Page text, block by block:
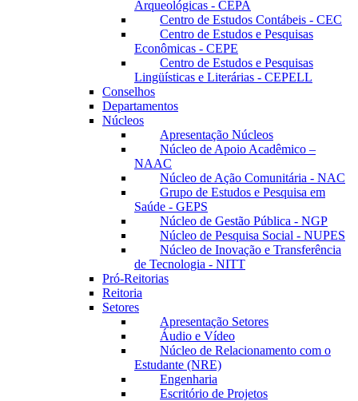
Arqueológicas - CEPA
Centro de Estudos Contábeis - CEC
Centro de Estudos e Pesquisas
Econômicas - CEPE
Centro de Estudos e Pesquisas
Lingüísticas e Literárias - CEPELL
Conselhos
Departamentos
Núcleos
Apresentação Núcleos
Núcleo de Apoio Acadêmico –
NAAC
Núcleo de Ação Comunitária - NAC
Grupo de Estudos e Pesquisa em
Saúde - GEPS
Núcleo de Gestão Pública - NGP
Núcleo de Pesquisa Social - NUPES
Núcleo de Inovação e Transferência
de Tecnologia - NITT
Pró-Reitorias
Reitoria
Setores
Apresentação Setores
Áudio e Vídeo
Núcleo de Relacionamento com o
Estudante (NRE)
Engenharia
Escritório de Projetos